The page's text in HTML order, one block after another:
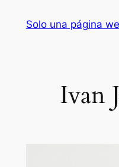
Solo una página
Ivan